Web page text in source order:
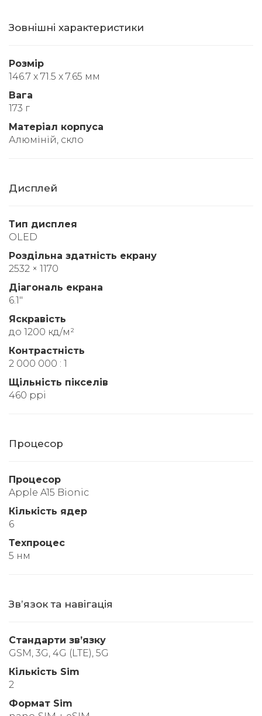
Зовнішні характеристики
Розмір
146.7 x 71.5 x 7.65 мм
Вага
173 г
Матеріал корпуса
Алюміній, скло
Дисплей
Тип дисплея
OLED
Роздільна здатність екрану
2532 × 1170
Діагональ екрана
6.1"
Яскравість
до 1200 кд/м²
Контрастність
2 000 000 : 1
Щільність пікселів
460 ppi
Процесор
Процесор
Apple A15 Bionic
Кількість ядер
6
Техпроцес
5 нм
Звʼязок та навігація
Стандарти звʼязку
GSM, 3G, 4G (LTE), 5G
Кількість Sim
2
Формат Sim